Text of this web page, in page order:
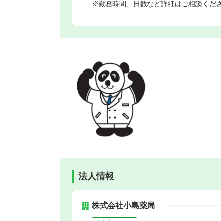
※勤務時間、日数など詳細はご相談くだ
法人情報
株式会社小島薬局